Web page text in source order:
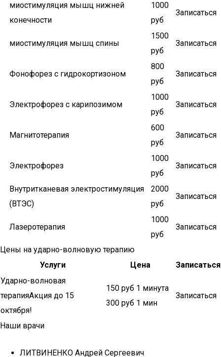
миостимуляция мышц нижней
конечности
1000
руб
Записаться
миостимуляция мышц спины
1500
руб
Записаться
Фонофорез с гидрокортизоном
800
руб
Записаться
Электрофорез с карипозимом
1000
руб
Записаться
Магнитотерапия
600
руб
Записаться
Электрофорез
1000
руб
Записаться
Внутритканевая электростимуляция
(ВТЭС)
2000
руб
Записаться
Лазеротерапия
1000
руб
Записаться
Цены на ударно-волновую терапию
Услуги
Цена
Записаться
Ударно-волновая
терапияАкция до 15
октября!
150 руб 1 минута
300 руб 1 мин
Записаться
Наши врачи
ЛИТВИНЕНКО Андрей Сергеевич